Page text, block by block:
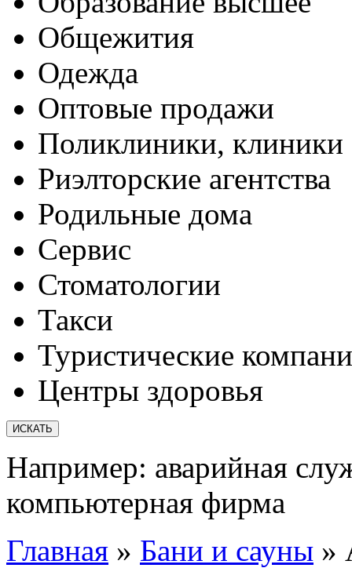
Общежития
Одежда
Оптовые продажи
Поликлиники, клиники
Риэлторские агентства
Родильные дома
Сервис
Стоматологии
Такси
Туристические
Центры здоровья
Например: аварийная
компьютерная фирма
Главная » Бани и сауны »